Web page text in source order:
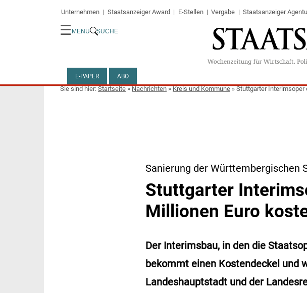
Unternehmen Staatsanzeiger Award E-Stellen Vergabe Staatsanzeiger
☰ MENÜ SUCHE
E-PAPER ABO
Startseite»Nachrichten»Kreis und Kommune»Stuttgarter Interimsoper
Sanierung der Württembergischen
Stuttgarter
Millionen Euro
Der Interimsbau, in den die
bekommt einen Kostendeckel und
Landeshauptstadt und der